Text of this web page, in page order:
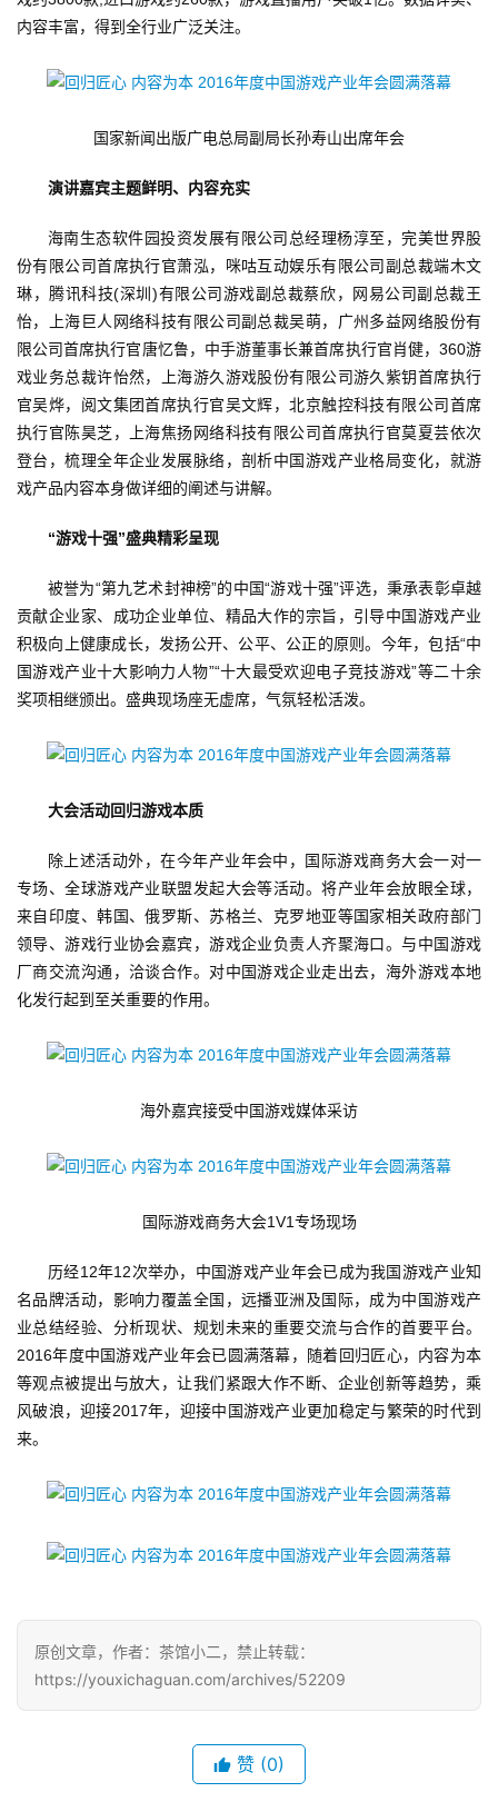
原
创
游
戏
业
界
手
单
机
游
2
0
2
5
7
月
3
0
游
会
上
内容丰富，得到全行业广泛关注。
国家新闻出版广电总局副局长孙寿山出席年会
演讲嘉宾主题鲜明、内容充实
海南生态软件园投资发展有限公司总经理杨淳至，完美世界股
份有限公司首席执行官萧泓，咪咕互动娱乐有限公司副总裁端木文
琳，腾讯科技(深圳)有限公司游戏副总裁蔡欣，网易公司副总裁王
怡，上海巨人网络科技有限公司副总裁吴萌，广州多益网络股份有
限公司首席执行官唐忆鲁，中手游董事长兼首席执行官肖健，360游
戏业务总裁许怡然，上海游久游戏股份有限公司游久紫钥首席执行
官吴烨，阅文集团首席执行官吴文辉，北京触控科技有限公司首席
执行官陈昊芝，上海焦扬网络科技有限公司首席执行官莫夏芸依次
登台，梳理全年企业发展脉络，剖析中国游戏产业格局变化，就游
戏产品内容本身做详细的阐述与讲解。
“游戏十强”盛典精彩呈现
被誉为“第九艺术封神榜”的中国“游戏十强”评选，秉承表彰卓越
贡献企业家、成功企业单位、精品大作的宗旨，引导中国游戏产业
积极向上健康成长，发扬公开、公平、公正的原则。今年，包括“中
国游戏产业十大影响力人物”“十大最受欢迎电子竞技游戏”等二十余
奖项相继颁出。盛典现场座无虚席，气氛轻松活泼。
大会活动回归游戏本质
除上述活动外，在今年产业年会中，国际游戏商务大会一对一
专场、全球游戏产业联盟发起大会等活动。将产业年会放眼全球，
来自印度、韩国、俄罗斯、苏格兰、克罗地亚等国家相关政府部门
领导、游戏行业协会嘉宾，游戏企业负责人齐聚海口。与中国游戏
厂商交流沟通，洽谈合作。对中国游戏企业走出去，海外游戏本地
化发行起到至关重要的作用。
海外嘉宾接受中国游戏媒体采访
国际游戏商务大会1V1专场现场
历经12年12次举办，中国游戏产业年会已成为我国游戏产业知
名品牌活动，影响力覆盖全国，远播亚洲及国际，成为中国游戏产
业总结经验、分析现状、规划未来的重要交流与合作的首要平台。
2016年度中国游戏产业年会已圆满落幕，随着回归匠心，内容为本
等观点被提出与放大，让我们紧跟大作不断、企业创新等趋势，乘
风破浪，迎接2017年，迎接中国游戏产业更加稳定与繁荣的时代到
来。
原创文章，作者：茶馆小二，禁止转载：
https://youxichaguan.com/archives/52209
赞 (0)